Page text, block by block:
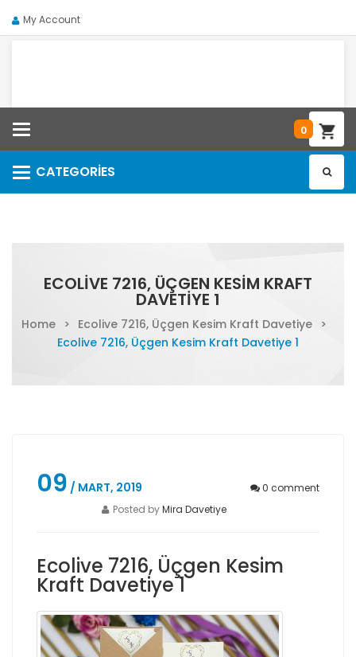
My Account
0
CATEGORIES
Categories
ECOLIVE 7216, ÜÇGEN KESIM KRAFT
DAVETIYE 1
Home > Ecolive 7216, Üçgen Kesim Kraft Davetiye >
Ecolive 7216, Üçgen Kesim Kraft Davetiye 1
09 / MART, 2019 0 comment
Posted byMira Davetiye
Ecolive 7216, Üçgen Kesim
Kraft Davetiye 1